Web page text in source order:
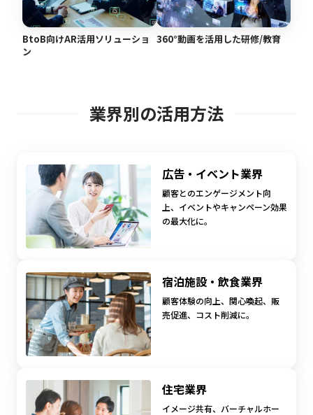
BtoB向けAR活用ソリューショ
ン
360°動画を活用した研修/教育
業界別の活用方法
広告・イベント業界
顧客とのエンゲージメント向
上、イベントやキャンペーン効果
の最大化に。
宿泊施設・飲食業界
顧客体験の向上、関心喚起、販
売促進、コスト削減に。
住宅業界
イメージ共有、バーチャルホー